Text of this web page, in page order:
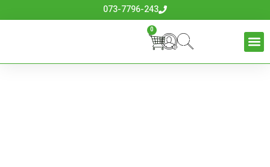
073-7796-243
0